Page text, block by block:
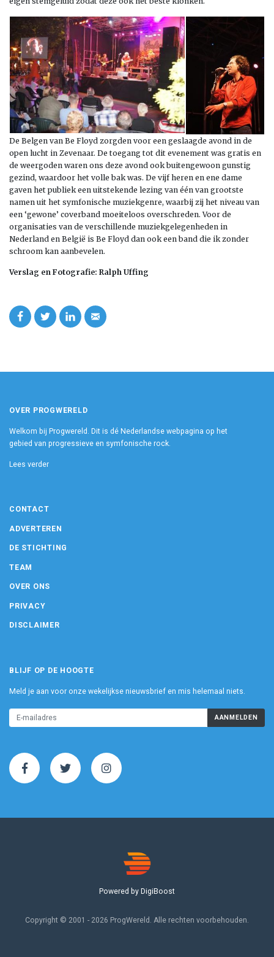
De Belgen van Be Floyd zorgden voor een geslaagde avond in de
open lucht in Zevenaar. De toegang tot dit evenement was gratis en
de weergoden waren ons deze avond ook buitengewoon gunstig
gezind, waardoor het volle bak was. De vijf heren en ene dame
gaven het publiek een uitstekende lezing van één van grootste
namen uit het symfonische muziekgenre, waarbij zij het niveau van
een ‘gewone’ coverband moeiteloos overschreden. Voor de
organisaties van de verschillende muziekgelegenheden in
Nederland en België is Be Floyd dan ook een band die ik zonder
schroom kan aanbevelen.
Verslag en Fotografie: Ralph Uffing
OVER PROGWERELD
Welkom bij Progwereld. Dit is dé Nederlandse webpagina op het
gebied van progressieve en symfonische rock.
Lees verder
CONTACT
ADVERTEREN
DE STICHTING
TEAM
OVER ONS
PRIVACY
DISCLAIMER
BLIJF OP DE HOOGTE
Meld je aan voor onze wekelijkse nieuwsbrief en mis helemaal niets.
AANMELDEN
Powered by DigiBoost
Copyright © 2001 - 2026 ProgWereld. Alle rechten voorbehouden.